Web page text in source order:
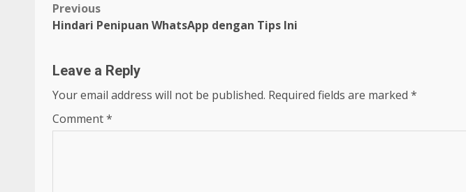
Post
navigation
Previous
Hindari Penipuan WhatsApp dengan Tips Ini
Leave a Reply
Your email address will not be published. Required fields are marked *
Comment*